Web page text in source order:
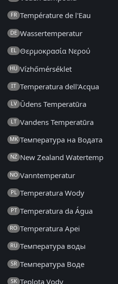
FR Température de l'Eau
DE Wassertemperatur
EL Θερμοκρασία Νερού
HU Vízhőmérséklet
IT Temperatura dell'Acqua
LV Ūdens Temperatūra
LT Vandens Temperatūra
MK Температура на Водата
NZ New Zealand Watertemp
NO Vanntemperatur
PL Temperatura Wody
PT Temperatura da Água
RO Temperatura Apei
RU Температура воды
SR Температура Воде
SK Teplota Vody